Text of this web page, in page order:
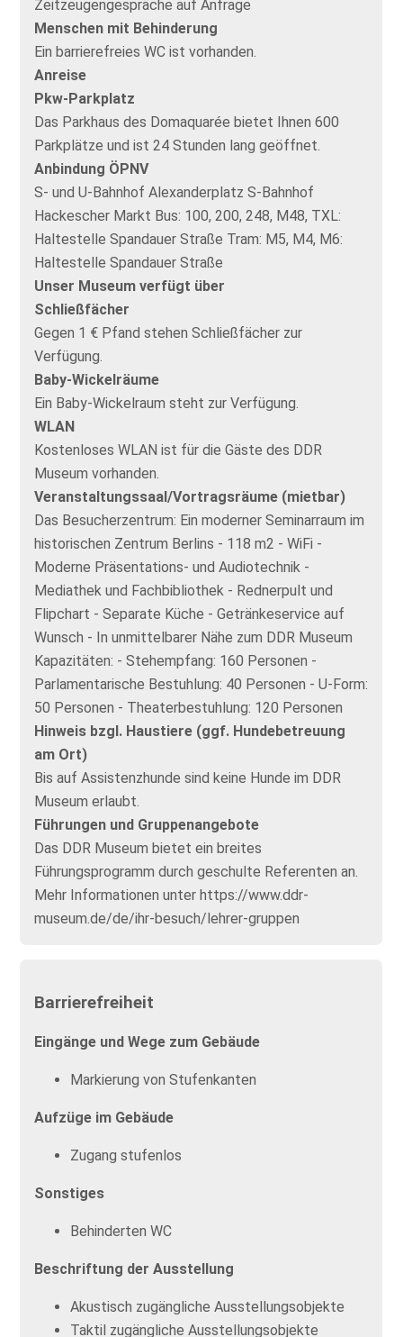
Zeitzeugengespräche auf Anfrage
Menschen mit Behinderung
Ein barrierefreies WC ist vorhanden.
Anreise
Pkw-Parkplatz
Das Parkhaus des Domaquarée bietet Ihnen 600
Parkplätze und ist 24 Stunden lang geöffnet.
Anbindung ÖPNV
S- und U-Bahnhof Alexanderplatz S-Bahnhof
Hackescher Markt Bus: 100, 200, 248, M48, TXL:
Haltestelle Spandauer Straße Tram: M5, M4, M6:
Haltestelle Spandauer Straße
Unser Museum verfügt über
Schließfächer
Gegen 1 € Pfand stehen Schließfächer zur
Verfügung.
Baby-Wickelräume
Ein Baby-Wickelraum steht zur Verfügung.
WLAN
Kostenloses WLAN ist für die Gäste des DDR
Museum vorhanden.
Veranstaltungssaal/Vortragsräume (mietbar)
Das Besucherzentrum: Ein moderner Seminarraum im
historischen Zentrum Berlins - 118 m2 - WiFi -
Moderne Präsentations- und Audiotechnik -
Mediathek und Fachbibliothek - Rednerpult und
Flipchart - Separate Küche - Getränkeservice auf
Wunsch - In unmittelbarer Nähe zum DDR Museum
Kapazitäten: - Stehempfang: 160 Personen -
Parlamentarische Bestuhlung: 40 Personen - U-Form:
50 Personen - Theaterbestuhlung: 120 Personen
Hinweis bzgl. Haustiere (ggf. Hundebetreuung
am Ort)
Bis auf Assistenzhunde sind keine Hunde im DDR
Museum erlaubt.
Führungen und Gruppenangebote
Das DDR Museum bietet ein breites
Führungsprogramm durch geschulte Referenten an.
Mehr Informationen unter https://www.ddr-
museum.de/de/ihr-besuch/lehrer-gruppen
Barrierefreiheit
Eingänge und Wege zum Gebäude
Markierung von Stufenkanten
Aufzüge im Gebäude
Zugang stufenlos
Sonstiges
Behinderten WC
Beschriftung der Ausstellung
Akustisch zugängliche Ausstellungsobjekte
Taktil zugängliche Ausstellungsobjekte